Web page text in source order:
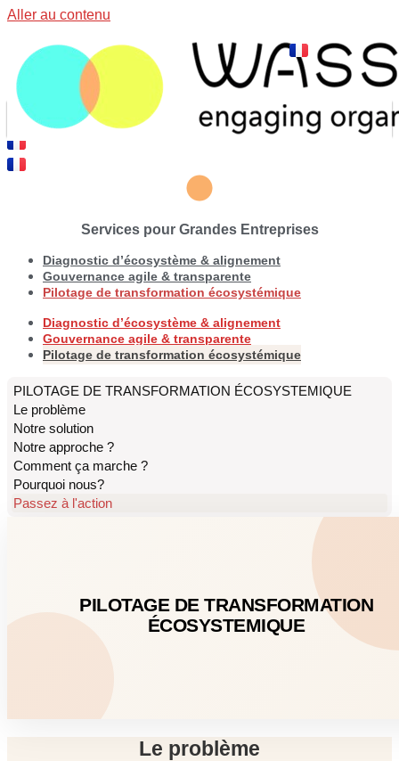
Aller au contenu
Services pour Grandes Entreprises
Diagnostic d’écosystème & alignement
Gouvernance agile & transparente
Pilotage de transformation écosystémique
Diagnostic d’écosystème & alignement
Gouvernance agile & transparente
Pilotage de transformation écosystémique
PILOTAGE DE TRANSFORMATION ÉCOSYSTEMIQUE
Le problème
Notre solution
Notre approche ?
Comment ça marche ?
Pourquoi nous?
Passez à l'action
PILOTAGE DE TRANSFORMATION
ÉCOSYSTEMIQUE
Le problème